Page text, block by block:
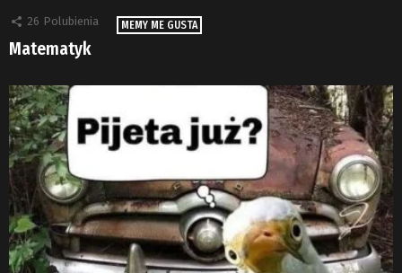
26 Polubienia MEMY ME GUSTA
Matematyk